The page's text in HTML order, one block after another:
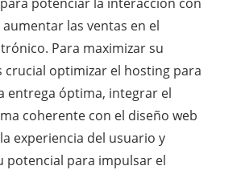
las ventas en el
Para maximizar su
crucial optimizar el hosting para
entrega óptima, integrar el
coherente con el diseño web
experiencia del usuario y
potencial para impulsar el